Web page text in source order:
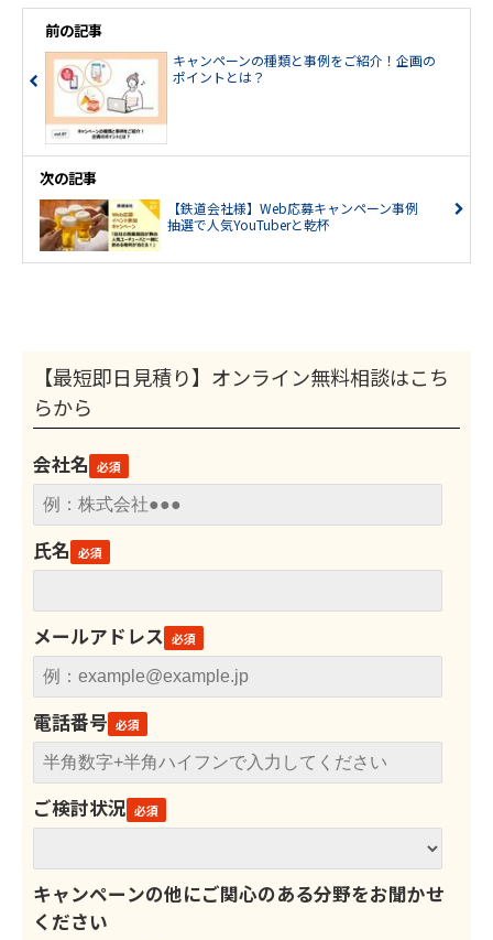
前の記事
キャンペーンの種類と事例をご紹介！企画の
ポイントとは？
次の記事
【鉄道会社様】Web応募キャンペーン事例
抽選で人気YouTuberと乾杯
【最短即日見積り】オンライン無料相談はこち
らから
会社名
氏名
メールアドレス
電話番号
ご検討状況
キャンペーンの他にご関心のある分野をお聞かせ
ください